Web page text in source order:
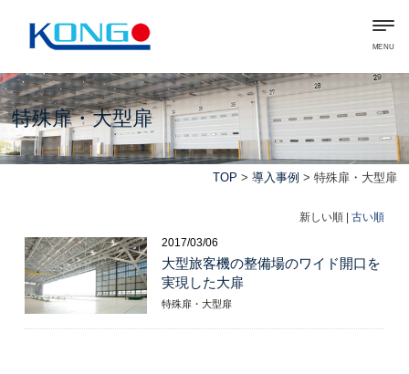
MENU
特殊扉・大型扉
TOP > 導入事例 > 特殊扉・大型扉
新しい順 |古い順
2017/03/06
大型旅客機の整備場のワイド開口を
実現した大扉
特殊扉・大型扉